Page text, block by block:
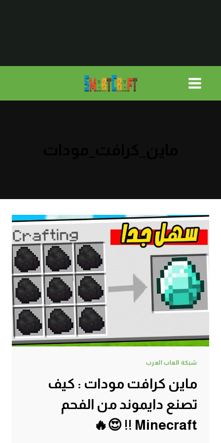
شبكة العاب العرب
ماين كرافت مودات : كيف
تصنع دايموند من الفحم
Minecraft !! 😍🔥